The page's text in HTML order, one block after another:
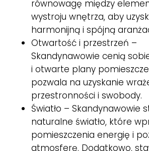
równowagę między
wystroju wnętrza, aby
harmonijną i spójną
Otwartość i przestrzeń –
Skandynawowie cenią
i otwarte plany
pozwala na uzyskanie
przestronności i swobody.
Światło – Skandynawowie
naturalne światło, które
pomieszczenia energię i
atmosferę. Dodatkowo,